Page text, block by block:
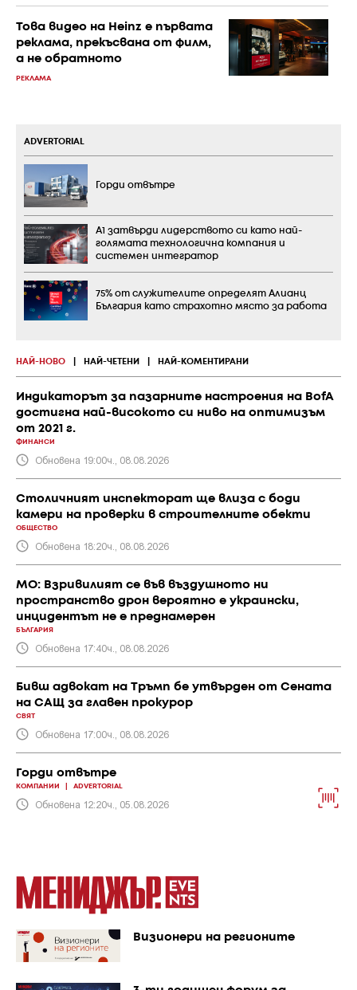
Това видео на Heinz е първата
реклама, прекъсвана от филм,
а не обратното
РЕКЛАМА
НАЙ-НОВО НАЙ-ЧЕТЕНИ НАЙ-КОМЕНТИРАНИ
Индикаторът за пазарните настроения на BofA
достигна най-високото си ниво на оптимизъм
от 2021 г.
ФИНАНСИ
Обновена 19:00ч., 08.08.2026
Столичният инспекторат ще влиза с боди
камери на проверки в строителните обекти
ОБЩЕСТВО
Обновена 18:20ч., 08.08.2026
МО: Взривилият се във въздушното ни
пространство дрон вероятно е украински,
инцидентът не е преднамерен
БЪЛГАРИЯ
Обновена 17:40ч., 08.08.2026
Бивш адвокат на Тръмп бе утвърден от Сената
на САЩ за главен прокурор
СВЯТ
Обновена 17:00ч., 08.08.2026
Горди отвътре
КОМПАНИИ ADVERTORIAL
Обновена 12:20ч., 05.08.2026
ADVERTORIAL
Горди отвътре
А1 затвърди лидерството си като най-
голямата технологична компания и
системен интегратор
75% от служителите определят Алианц
България като страхотно място за работа
Визионери на регионите